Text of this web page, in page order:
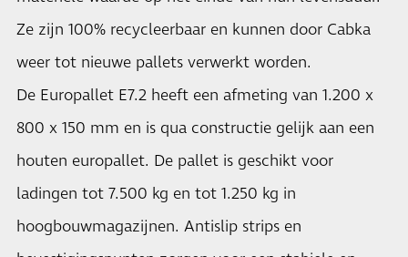
Ze zijn 100% recycleerbaar en kunnen door Cabka
weer tot nieuwe pallets verwerkt worden.
De Europallet E7.2 heeft een afmeting van 1.200 x
800 x 150 mm en is qua constructie gelijk aan een
houten europallet. De pallet is geschikt voor
ladingen tot 7.500 kg en tot 1.250 kg in
hoogbouwmagazijnen. Antislip strips en